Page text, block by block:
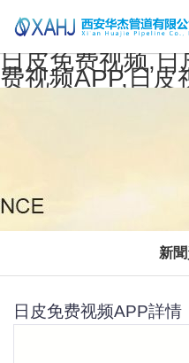
日皮免费视频,
费视频APP,日皮
新
日皮免费视频APP詳情